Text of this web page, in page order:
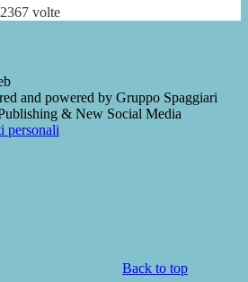
2367 volte
and powered by Gruppo Spaggiari
& New Social Media
personali
Back to top